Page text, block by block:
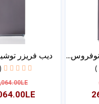
نوفروس... ديب فريزر توشيبا 7
( 0 )